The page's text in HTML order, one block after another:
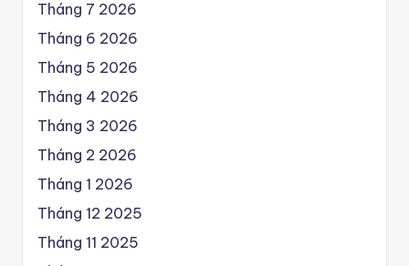
Tháng 7 2026
Tháng 6 2026
Tháng 5 2026
Tháng 4 2026
Tháng 3 2026
Tháng 2 2026
Tháng 1 2026
Tháng 12 2025
Tháng 11 2025